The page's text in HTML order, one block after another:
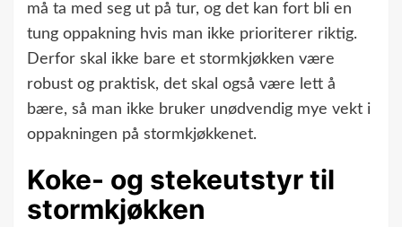
må ta med seg ut på tur, og det kan fort bli en
tung oppakning hvis man ikke prioriterer riktig.
Derfor skal ikke bare et stormkjøkken være
robust og praktisk, det skal også være lett å
bære, så man ikke bruker unødvendig mye vekt i
oppakningen på stormkjøkkenet.
Koke- og stekeutstyr til
stormkjøkken